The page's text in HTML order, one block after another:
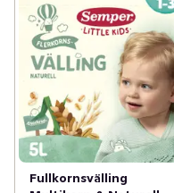
Fullkornsvälling